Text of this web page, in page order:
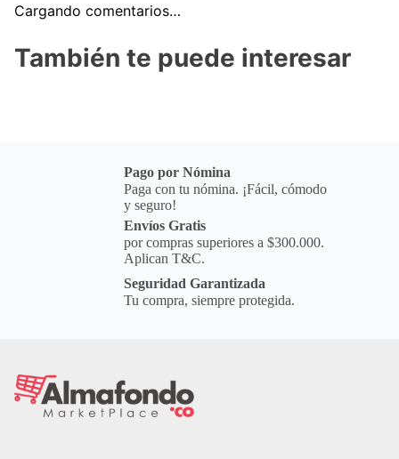
Cargando comentarios…
También te puede interesar
Pago por Nómina
Paga con tu nómina. ¡Fácil, cómodo
y seguro!
Envíos Gratis
por compras superiores a $300.000.
Aplican T&C.
Seguridad Garantizada
Tu compra, siempre protegida.